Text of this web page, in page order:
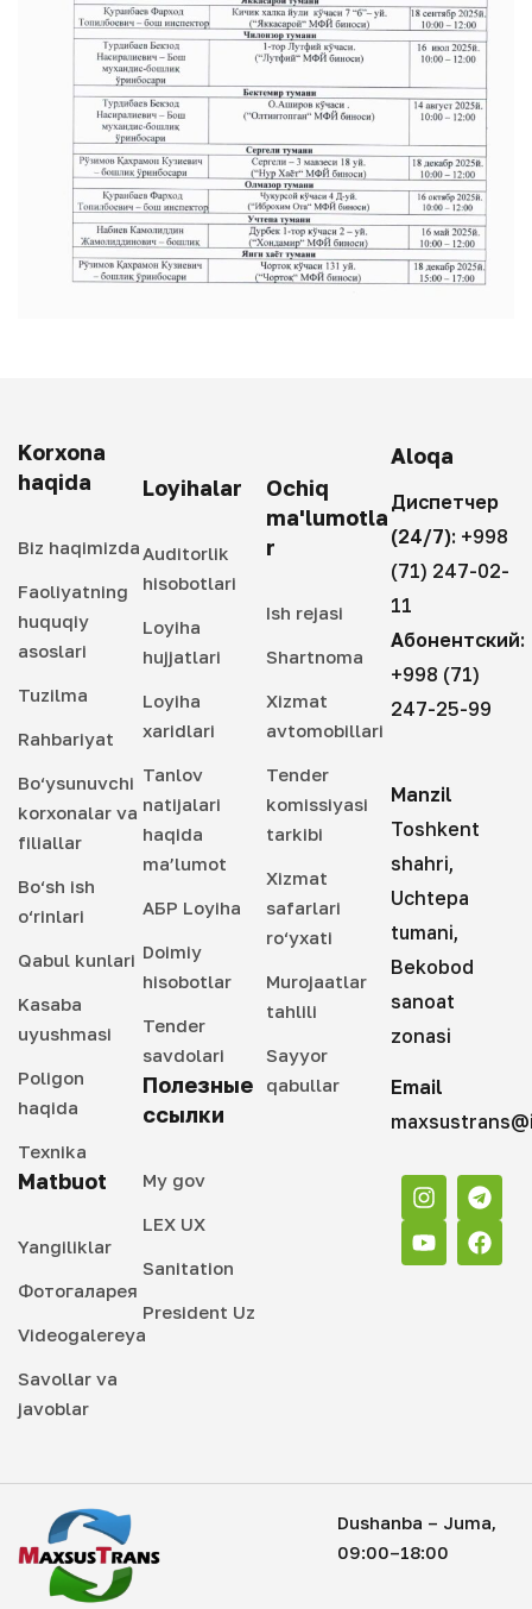
Korxona
haqida
Biz haqimizda
Faoliyatning
huquqiy
asoslari
Tuzilma
Rahbariyat
Bo‘ysunuvchi
korxonalar va
filiallar
Bo‘sh ish
o‘rinlari
Qabul kunlari
Kasaba
uyushmasi
Poligon
haqida
Texnika
Matbuot
Yangiliklar
Фотогаларея
Videogalereya
Savollar va
javoblar
Loyihalar
Auditorlik
hisobotlari
Loyiha
hujjatlari
Loyiha
xaridlari
Tanlov
natijalari
haqida
ma’lumot
АБР Loyiha
Doimiy
hisobotlar
Tender
savdolari
Полезные
ссылки
My gov
LEX UX
Sanitation
President Uz
Ochiq
ma'lumotla
r
Ish rejasi
Shartnoma
Xizmat
avtomobillari
Tender
komissiyasi
tarkibi
Xizmat
safarlari
ro‘yxati
Murojaatlar
tahlili
Sayyor
qabullar
Aloqa
Диспетчер
(24/7): +998
(71) 247-02-
11
Абонентский:
+998 (71)
247-25-99
Manzil
Toshkent
shahri,
Uchtepa
tumani,
Bekobod
sanoat
zonasi
Email
Dushanba – Juma,
09:00–18:00